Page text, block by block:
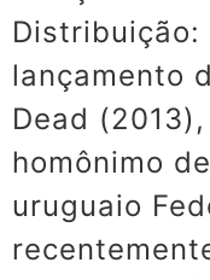
Distribuição:
lançamento
Dead
homônimo
uruguaio